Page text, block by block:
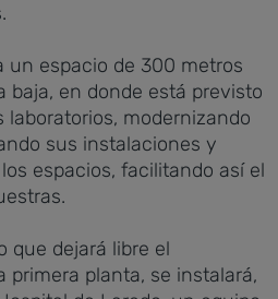
un espacio de 300 metros
baja, en donde está previsto
modernizando
sus instalaciones y
espacios, facilitando así el
que dejará libre el
primera planta, se instalará,